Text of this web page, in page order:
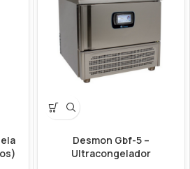
Desmon Gbf-5 –
Ultracongelador